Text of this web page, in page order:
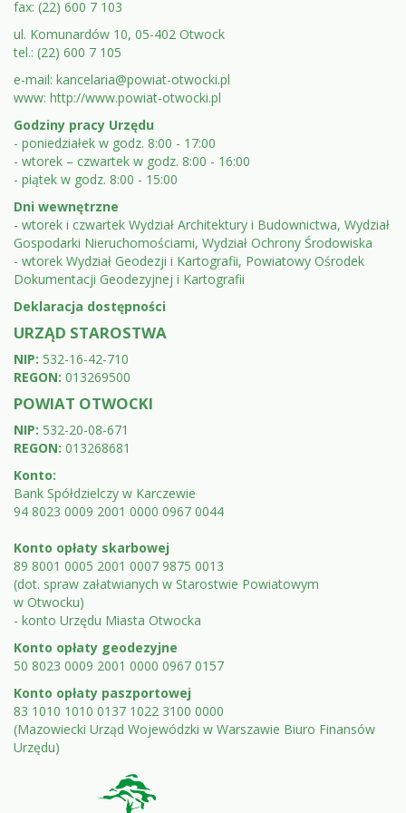
dane
do
faktur
itp.
fax: (22) 600 7 103
ul. Komunardów 10, 05-402 Otwock
tel.: (22) 600 7 105
e-mail: kancelaria@powiat-otwocki.pl
www: http://www.powiat-otwocki.pl
Godziny pracy Urzędu
- poniedziałek w godz. 8:00 - 17:00
- wtorek – czwartek w godz. 8:00 - 16:00
- piątek w godz. 8:00 - 15:00
Dni wewnętrzne
- wtorek i czwartek Wydział Architektury i Budownictwa, Wydział
Gospodarki Nieruchomościami, Wydział Ochrony Środowiska
- wtorek Wydział Geodezji i Kartografii, Powiatowy Ośrodek
Dokumentacji Geodezyjnej i Kartografii
Deklaracja dostępności
URZĄD STAROSTWA
NIP: 532-16-42-710
REGON: 013269500
POWIAT OTWOCKI
NIP: 532-20-08-671
REGON: 013268681
Konto:
Bank Spółdzielczy w Karczewie
94 8023 0009 2001 0000 0967 0044
Konto opłaty skarbowej
89 8001 0005 2001 0007 9875 0013
(dot. spraw załatwianych w Starostwie Powiatowym
w Otwocku)
- konto Urzędu Miasta Otwocka
Konto opłaty geodezyjne
50 8023 0009 2001 0000 0967 0157
Konto opłaty paszportowej
83 1010 1010 0137 1022 3100 0000
(Mazowiecki Urząd Wojewódzki w Warszawie Biuro Finansów
Urzędu)